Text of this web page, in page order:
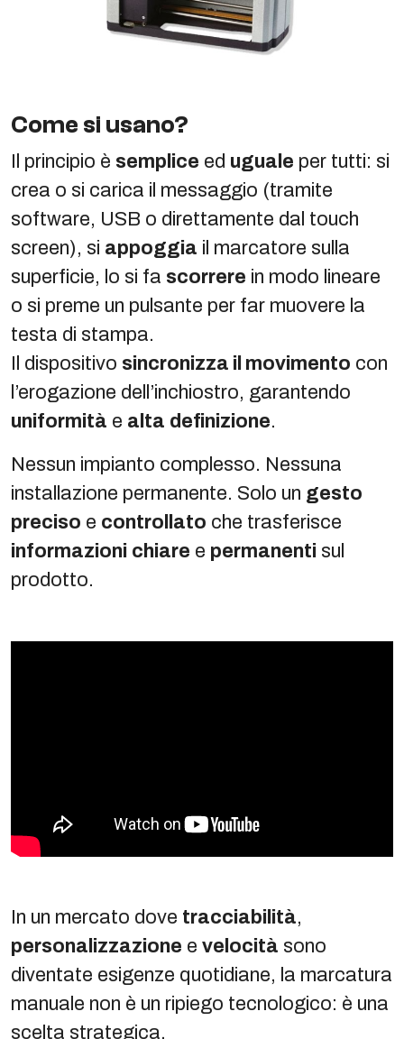
Come si usano?
Il principio è semplice ed uguale per tutti: si
crea o si carica il messaggio (tramite
software, USB o direttamente dal touch
screen), si appoggia il marcatore sulla
superficie, lo si fa scorrere in modo lineare
o si preme un pulsante per far muovere la
testa di stampa.
Il dispositivo sincronizza il movimento con
l’erogazione dell’inchiostro, garantendo
uniformità e alta definizione.
Nessun impianto complesso. Nessuna
installazione permanente. Solo un gesto
preciso e controllato che trasferisce
informazioni chiare e permanenti sul
prodotto.
In un mercato dove tracciabilità,
personalizzazione e velocità sono
diventate esigenze quotidiane, la marcatura
manuale non è un ripiego tecnologico: è una
scelta strategica.